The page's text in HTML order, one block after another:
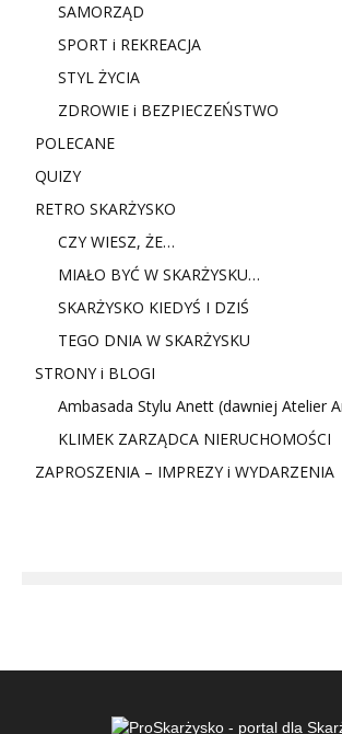
SAMORZĄD
SPORT i REKREACJA
STYL ŻYCIA
ZDROWIE i BEZPIECZEŃSTWO
POLECANE
QUIZY
RETRO SKARŻYSKO
CZY WIESZ, ŻE…
MIAŁO BYĆ W SKARŻYSKU…
SKARŻYSKO KIEDYŚ I DZIŚ
TEGO DNIA W SKARŻYSKU
STRONY i BLOGI
Ambasada Stylu Anett (dawniej Atelier
KLIMEK ZARZĄDCA NIERUCHOMOŚCI
ZAPROSZENIA – IMPREZY i WYDARZENIA